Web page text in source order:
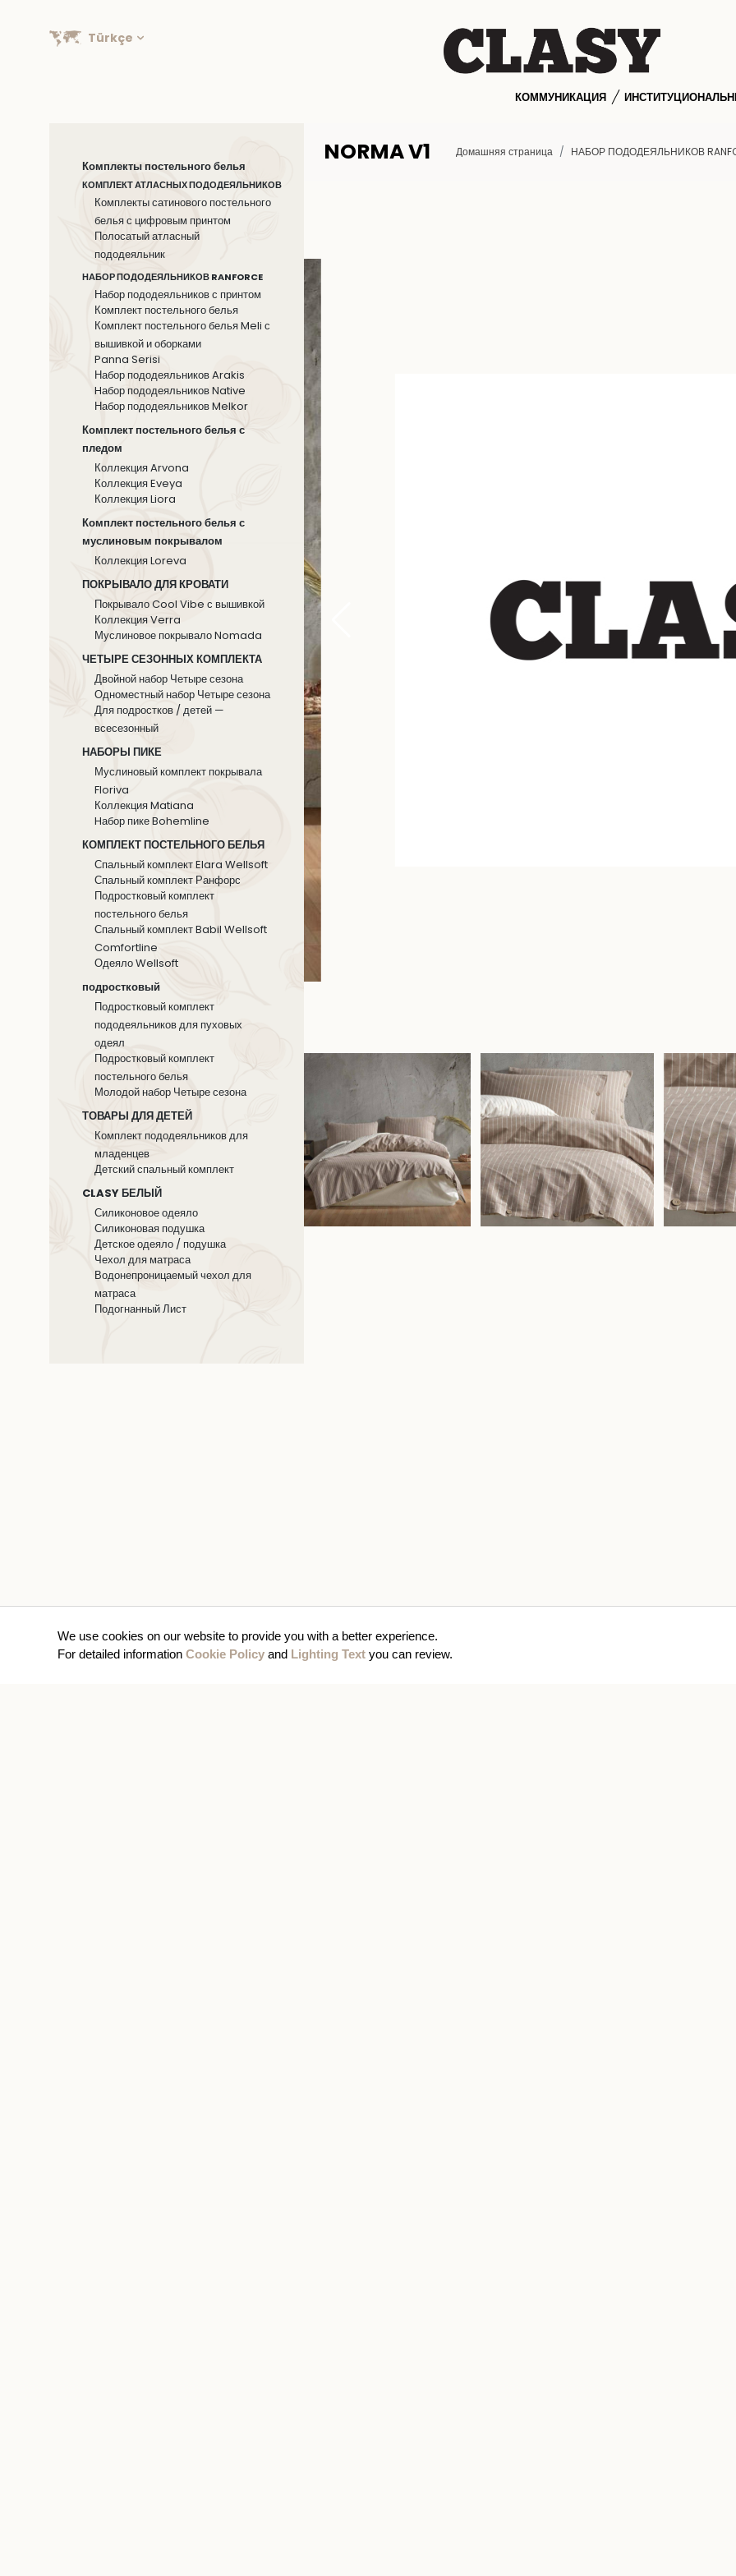
We use cookies on our website to provide you with a better experience.
For detailed information Cookie Policy and Lighting Text you can review.
Türkçe
КОММУНИКАЦИЯ
Комплекты постельного белья
КОМПЛЕКТ АТЛАСНЫХ ПОДОДЕЯЛЬНИКОВ
Комплекты сатинового постельного
белья с цифровым принтом
Полосатый атласный
пододеяльник
НАБОР ПОДОДЕЯЛЬНИКОВ RANFORCE
Набор пододеяльников с принтом
Комплект постельного белья
Комплект постельного белья Meli с
вышивкой и оборками
Panna Serisi
Набор пододеяльников Arakis
Hабор пододеяльников Native
Набор пододеяльников Melkor
Комплект постельного белья с
пледом
Коллекция Arvona
Коллекция Eveya
Коллекция Liora
Комплект постельного белья с
муслиновым покрывалом
Коллекция Loreva
ПОКРЫВАЛО ДЛЯ КРОВАТИ
Покрывало Cool Vibe с вышивкой
Коллекция Verra
Муслиновое покрывало Nomada
ЧЕТЫРЕ СЕЗОННЫХ КОМПЛЕКТА
Двойной набор Четыре сезона
Одноместный набор Четыре сезона
Для подростков / детей —
всесезонный
НАБОРЫ ПИКЕ
Муслиновый комплект покрывала
Floriva
Коллекция Matiana
Hабор пике Bohemline
КОМПЛЕКТ ПОСТЕЛЬНОГО БЕЛЬЯ
Спальный комплект Elara Wellsoft
Спальный комплект Ранфорс
Подростковый комплект
постельного белья
Спальный комплект Babil Wellsoft
Comfortline
Одеяло Wellsoft
подростковый
Подростковый комплект
пододеяльников для пуховых
одеял
Подростковый комплект
постельного белья
Молодой набор Четыре сезона
ТОВАРЫ ДЛЯ ДЕТЕЙ
Комплект пододеяльников для
младенцев
Детский спальный комплект
CLASY БЕЛЫЙ
Силиконовое одеяло
Силиконовая подушка
Детское одеяло / подушка
Чехол для матраса
Водонепроницаемый чехол для
матраса
Подогнанный Лист
NORMA V1 Домашняя страница НАБОР ПОДОДЕЯЛЬНИКОВ